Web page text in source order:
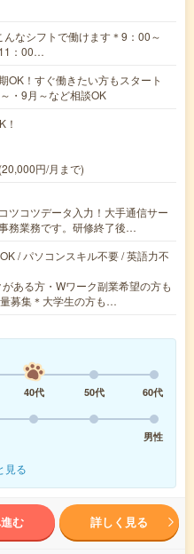
んなシフトで働けます＊9：00～
：00…
OK！すぐ働きたい方もスタート
・9月～など相談OK
円/月まで)
ツコツデータ入力！大手通信サー
務業務です。研修終了後…
/ パソコンスキル不要 / 英語力不
ある方・Wワーク副業希望の方も
募集＊大学生の方も…
40代 50代
60代
男性
見る
む 詳しく見る